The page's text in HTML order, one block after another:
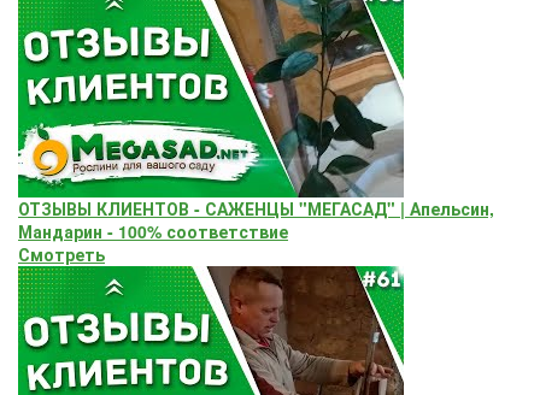
ОТЗЫВЫ КЛИЕНТОВ - САЖЕНЦЫ "МЕГАСАД" | Апельсин,
Мандарин - 100% соответствие
Смотреть